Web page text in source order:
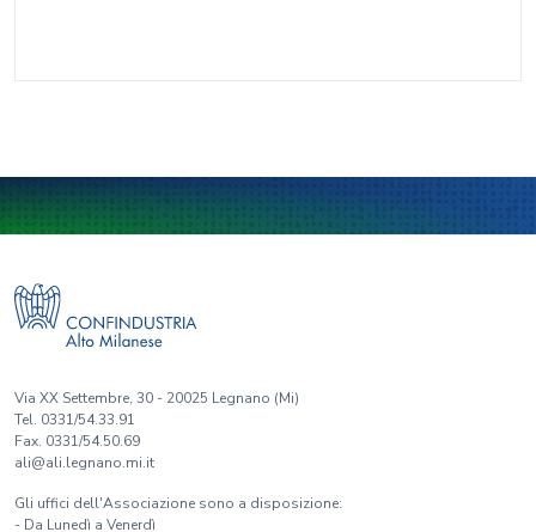
Via XX Settembre, 30 - 20025 Legnano (Mi)
Tel. 0331/54.33.91
Fax. 0331/54.50.69
ali@ali.legnano.mi.it
Gli uffici dell'Associazione sono a disposizione:
- Da Lunedì a Venerdì